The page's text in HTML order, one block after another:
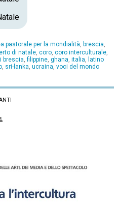
pastorale per la mondialità brescia
di natale coro coro interculturale
brescia ,filippine ghana italia
latino
sri-lanka ucraina voci del mondo